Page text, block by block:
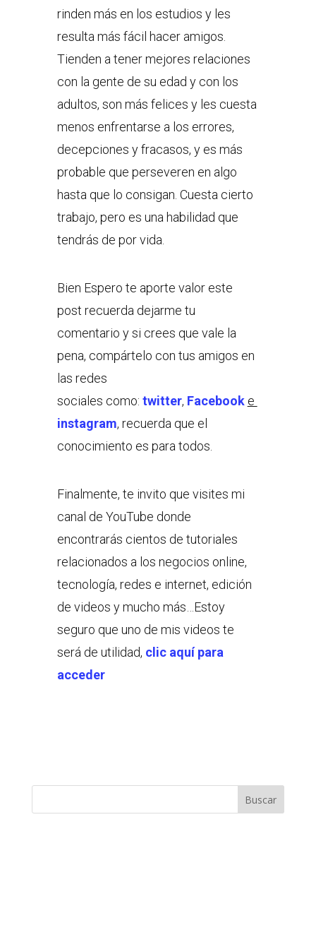
rinden más en los estudios y les
resulta más fácil hacer amigos.
Tienden a tener mejores relaciones
con la gente de su edad y con los
adultos, son más felices y les cuesta
menos enfrentarse a los errores,
decepciones y fracasos, y es más
probable que perseveren en algo
hasta que lo consigan. Cuesta cierto
trabajo, pero es una habilidad que
tendrás de por vida.
Bien Espero te aporte valor este
post recuerda dejarme tu
comentario y si crees que vale la
pena, compártelo con tus amigos en
las redes
sociales como: twitter, Facebook e
instagram, recuerda que el
conocimiento es para todos.
Finalmente, te invito que visites mi
canal de YouTube donde
encontrarás cientos de tutoriales
relacionados a los negocios online,
tecnología, redes e internet, edición
de videos y mucho más…Estoy
seguro que uno de mis videos te
será de utilidad, clic aquí para
acceder
Buscar